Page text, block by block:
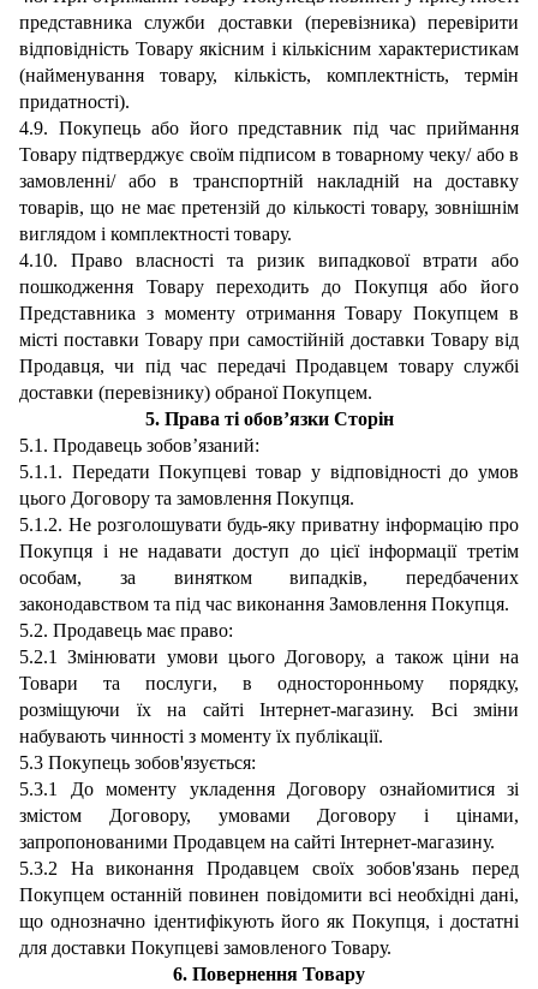
представника служби доставки (перевізника) перевірити
відповідність Товару якісним і кількісним характеристикам
(найменування товару, кількість, комплектність, термін
придатності).
4.9. Покупець або його представник під час приймання
Товару підтверджує своїм підписом в товарному чеку/ або в
замовленні/ або в транспортній накладній на доставку
товарів, що не має претензій до кількості товару, зовнішнім
виглядом і комплектності товару.
4.10. Право власності та ризик випадкової втрати або
пошкодження Товару переходить до Покупця або його
Представника з моменту отримання Товару Покупцем в
місті поставки Товару при самостійній доставки Товару від
Продавця, чи під час передачі Продавцем товару службі
доставки (перевізнику) обраної Покупцем.
5. Права ті обов’язки Сторін
5.1. Продавець зобов’язаний:
5.1.1. Передати Покупцеві товар у відповідності до умов
цього Договору та замовлення Покупця.
5.1.2. Не розголошувати будь-яку приватну інформацію про
Покупця і не надавати доступ до цієї інформації третім
особам, за винятком випадків, передбачених
законодавством та під час виконання Замовлення Покупця.
5.2. Продавець має право:
5.2.1 Змінювати умови цього Договору, а також ціни на
Товари та послуги, в односторонньому порядку,
розміщуючи їх на сайті Інтернет-магазину. Всі зміни
набувають чинності з моменту їх публікації.
5.3 Покупець зобов'язується:
5.3.1 До моменту укладення Договору ознайомитися зі
змістом Договору, умовами Договору і цінами,
запропонованими Продавцем на сайті Інтернет-магазину.
5.3.2 На виконання Продавцем своїх зобов'язань перед
Покупцем останній повинен повідомити всі необхідні дані,
що однозначно ідентифікують його як Покупця, і достатні
для доставки Покупцеві замовленого Товару.
6. Повернення Товару